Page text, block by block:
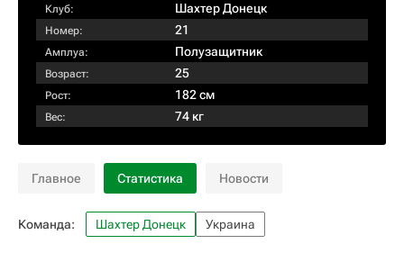
Клуб: Шахтер Донецк
Номер: 21
Амплуа: Полузащитник
Возраст: 25
Рост: 182 см
Вес: 74 кг
Главное Статистика Новости
Команда: Шахтер Донецк Украина